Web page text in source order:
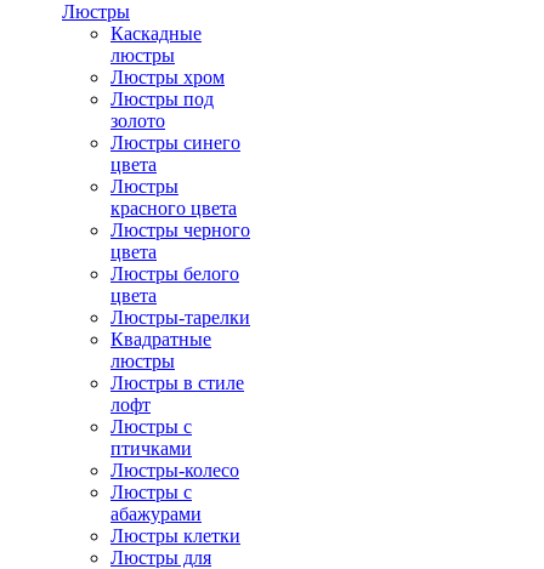
Люстры
Каскадные
люстры
Люстры хром
Люстры под
золото
Люстры синего
цвета
Люстры
красного цвета
Люстры черного
цвета
Люстры белого
цвета
Люстры-тарелки
Квадратные
люстры
Люстры в стиле
лофт
Люстры с
птичками
Люстры-колесо
Люстры с
абажурами
Люстры клетки
Люстры для